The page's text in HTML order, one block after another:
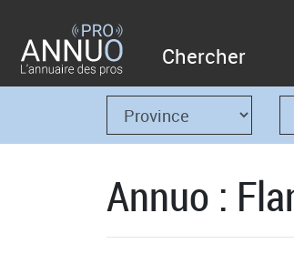
Chercher
Annuo :